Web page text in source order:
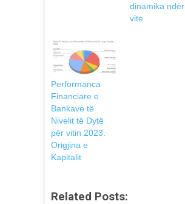
dinamika ndër
vite
Performanca
Financiare e
Bankave të
Nivelit të Dytë
për vitin 2023.
Origjina e
Kapitalit
Related Posts: